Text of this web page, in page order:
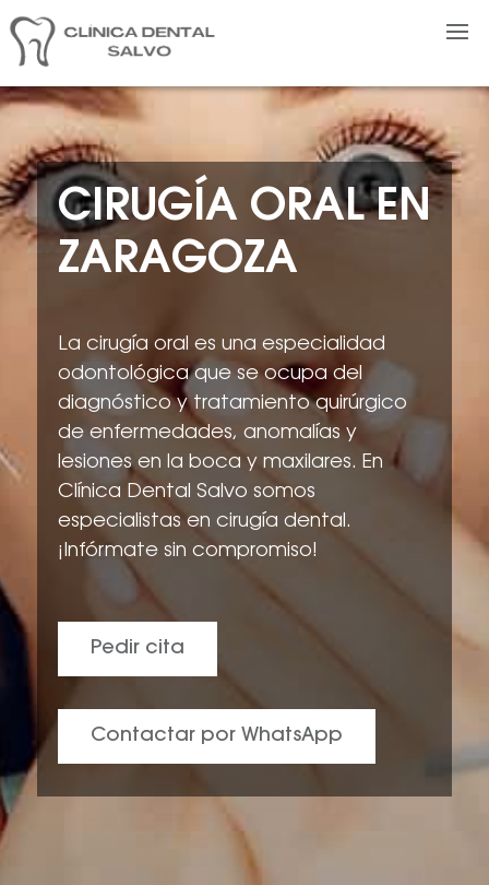
CIRUGÍA ORAL EN
ZARAGOZA
La cirugía oral es una especialidad
odontológica que se ocupa del
diagnóstico y tratamiento quirúrgico
de enfermedades, anomalías y
lesiones en la boca y maxilares. En
Clínica Dental Salvo somos
especialistas en cirugía dental.
¡Infórmate sin compromiso!
Pedir cita
Contactar por WhatsApp